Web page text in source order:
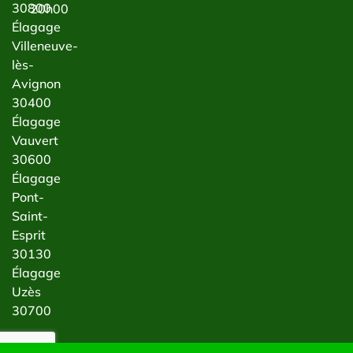
30800
Élagage
Villeneuve-
lès-
Avignon
30400
Élagage
Vauvert
30600
Élagage
Pont-
Saint-
Esprit
30130
Élagage
Uzès
30700
20h00